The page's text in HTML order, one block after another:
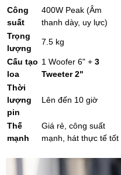
Công
suất
400W Peak (Âm
thanh dày, uy lực)
Trọng
lượng
7.5 kg
Cấu tạo
loa
1 Woofer 6" + 3
Tweeter 2"
Thời
lượng
pin
Lên đến 10 giờ
Thế
mạnh
Giá rẻ, công suất
mạnh, hát thực tế tốt